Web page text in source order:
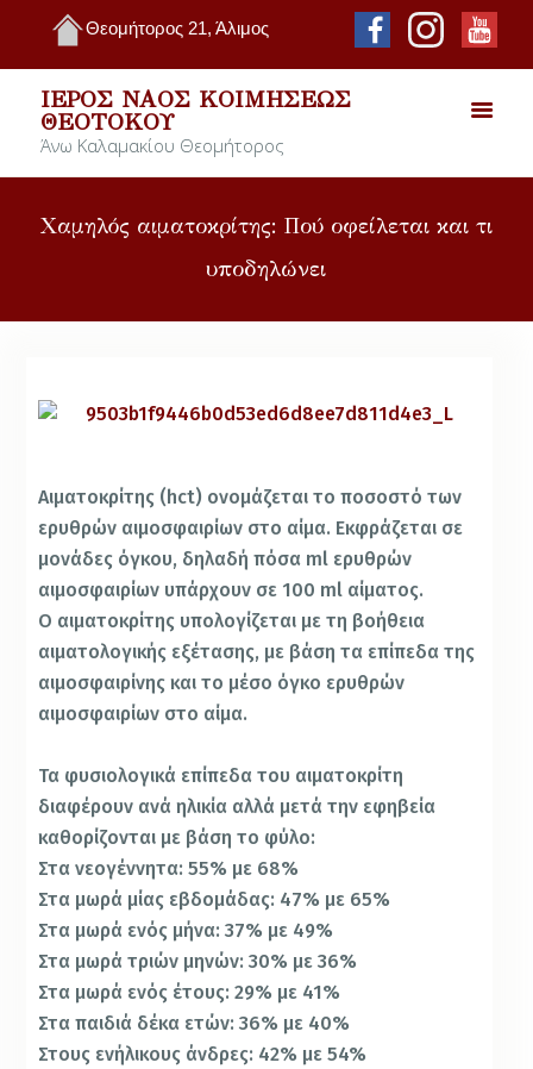
Θεομήτορος 21, Άλιμος
ΙΕΡΌΣ ΝΑΌΣ ΚΟΙΜΉΣΕΩΣ
ΘΕΟΤΌΚΟΥ
Άνω Καλαμακίου Θεομήτορος
Χαμηλός αιματοκρίτης: Πού οφείλεται και τι
υποδηλώνει
Αιματοκρίτης (hct) ονομάζεται το ποσοστό των
ερυθρών αιμοσφαιρίων στο αίμα. Εκφράζεται σε
μονάδες όγκου, δηλαδή πόσα ml ερυθρών
αιμοσφαιρίων υπάρχουν σε 100 ml αίματος.
Ο αιματοκρίτης υπολογίζεται με τη βοήθεια
αιματολογικής εξέτασης, με βάση τα επίπεδα της
αιμοσφαιρίνης και το μέσο όγκο ερυθρών
αιμοσφαιρίων στο αίμα.
Τα φυσιολογικά επίπεδα του αιματοκρίτη
διαφέρουν ανά ηλικία αλλά μετά την εφηβεία
καθορίζονται με βάση το φύλο:
Στα νεογέννητα: 55% με 68%
Στα μωρά μίας εβδομάδας: 47% με 65%
Στα μωρά ενός μήνα: 37% με 49%
Στα μωρά τριών μηνών: 30% με 36%
Στα μωρά ενός έτους: 29% με 41%
Στα παιδιά δέκα ετών: 36% με 40%
Στους ενήλικους άνδρες: 42% με 54%